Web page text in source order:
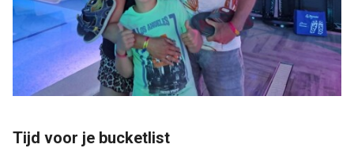
Tijd voor je bucketlist